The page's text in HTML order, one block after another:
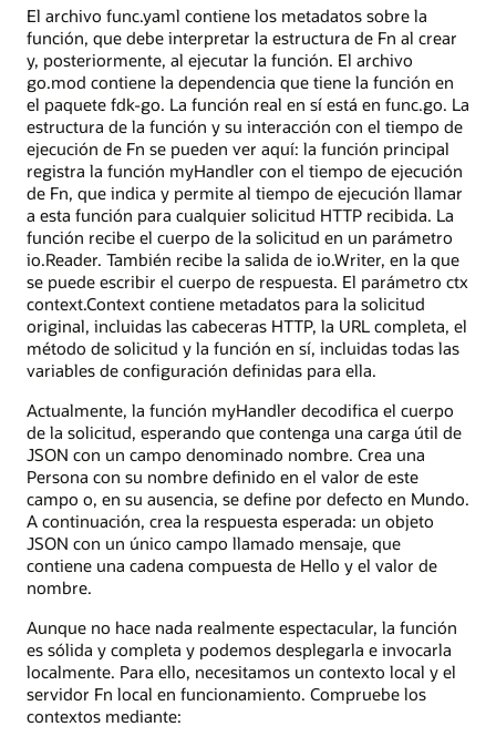
El archivo func.yaml contiene los metadatos sobre la
función, que debe interpretar la estructura de Fn al crear
y, posteriormente, al ejecutar la función. El archivo
go.mod contiene la dependencia que tiene la función en
el paquete fdk-go. La función real en sí está en func.go. La
estructura de la función y su interacción con el tiempo de
ejecución de Fn se pueden ver aquí: la función principal
registra la función myHandler con el tiempo de ejecución
de Fn, que indica y permite al tiempo de ejecución llamar
a esta función para cualquier solicitud HTTP recibida. La
función recibe el cuerpo de la solicitud en un parámetro
io.Reader. También recibe la salida de io.Writer, en la que
se puede escribir el cuerpo de respuesta. El parámetro ctx
context.Context contiene metadatos para la solicitud
original, incluidas las cabeceras HTTP, la URL completa, el
método de solicitud y la función en sí, incluidas todas las
variables de configuración definidas para ella.
Actualmente, la función myHandler decodifica el cuerpo
de la solicitud, esperando que contenga una carga útil de
JSON con un campo denominado nombre. Crea una
Persona con su nombre definido en el valor de este
campo o, en su ausencia, se define por defecto en Mundo.
A continuación, crea la respuesta esperada: un objeto
JSON con un único campo llamado mensaje, que
contiene una cadena compuesta de Hello y el valor de
nombre.
Aunque no hace nada realmente espectacular, la función
es sólida y completa y podemos desplegarla e invocarla
localmente. Para ello, necesitamos un contexto local y el
servidor Fn local en funcionamiento. Compruebe los
contextos mediante: